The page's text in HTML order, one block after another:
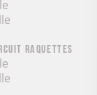
raquettes